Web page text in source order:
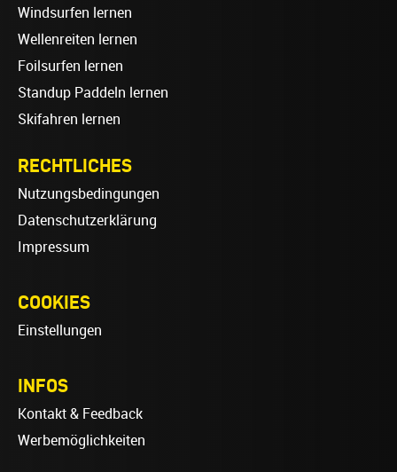
Windsurfen lernen
Wellenreiten lernen
Foilsurfen lernen
Standup Paddeln lernen
Skifahren lernen
RECHTLICHES
Nutzungsbedingungen
Datenschutzerklärung
Impressum
COOKIES
Einstellungen
INFOS
Kontakt & Feedback
Werbemöglichkeiten